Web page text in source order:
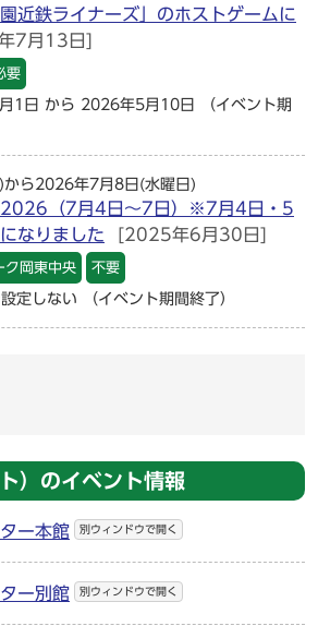
近鉄ライナーズ」のホストゲームに
7月13日]
要
1日 から 2026年5月10日
（イベント期
ら2026年7月8日(水曜日)
2026（7月4日～7日）※7月4日・5
なりました
[2025年6月30日]
ク岡東中央 不要
定しない （イベント期間終了）
）のイベント情報
ー本館 別ウィンドウで開く
ー別館 別ウィンドウで開く